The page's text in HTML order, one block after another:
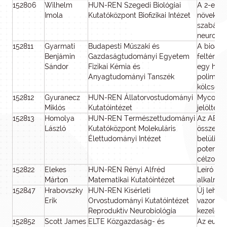
152806
Wilhelm
Imola
HUN-REN Szegedi Biológiai
Kutatóközpont Biofizikai Intézet
A 2-es
152811
Gyarmati
Benjámin
Sándor
Budapesti Műszaki és
Gazdaságtudományi Egyetem
Fizikai Kémia és
Anyagtudományi Tanszék
A
egy
polimer
152812
Gyuranecz
Miklós
HUN-REN Állatorvostudományi
Kutatóintézet
jelöltek
152813
Homolya
László
HUN-REN Természettudományi
Kutatóközpont Molekuláris
Élettudományi Intézet
Az
belüli
célzott
152822
Elekes
Márton
HUN-REN Rényi Alfréd
Matematikai Kutatóintézet
Leíró
152847
Hrabovszky
Erik
HUN-REN Kísérleti
Orvostudományi Kutatóintézet
Reproduktív Neurobiológia
Új
152852
Scott James ELTE Közgazdaság- és
Az